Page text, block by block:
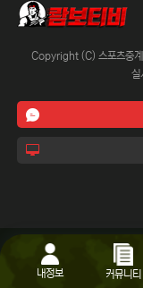
Copyright (C) 스포츠중계
실
내정보 커뮤니티